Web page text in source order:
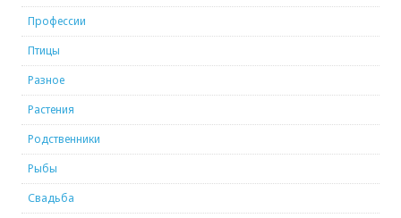
Профессии
Птицы
Разное
Растения
Родственники
Рыбы
Свадьба